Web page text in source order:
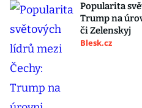
Popularita
Trump na
či Zelenskyj
Blesk.cz